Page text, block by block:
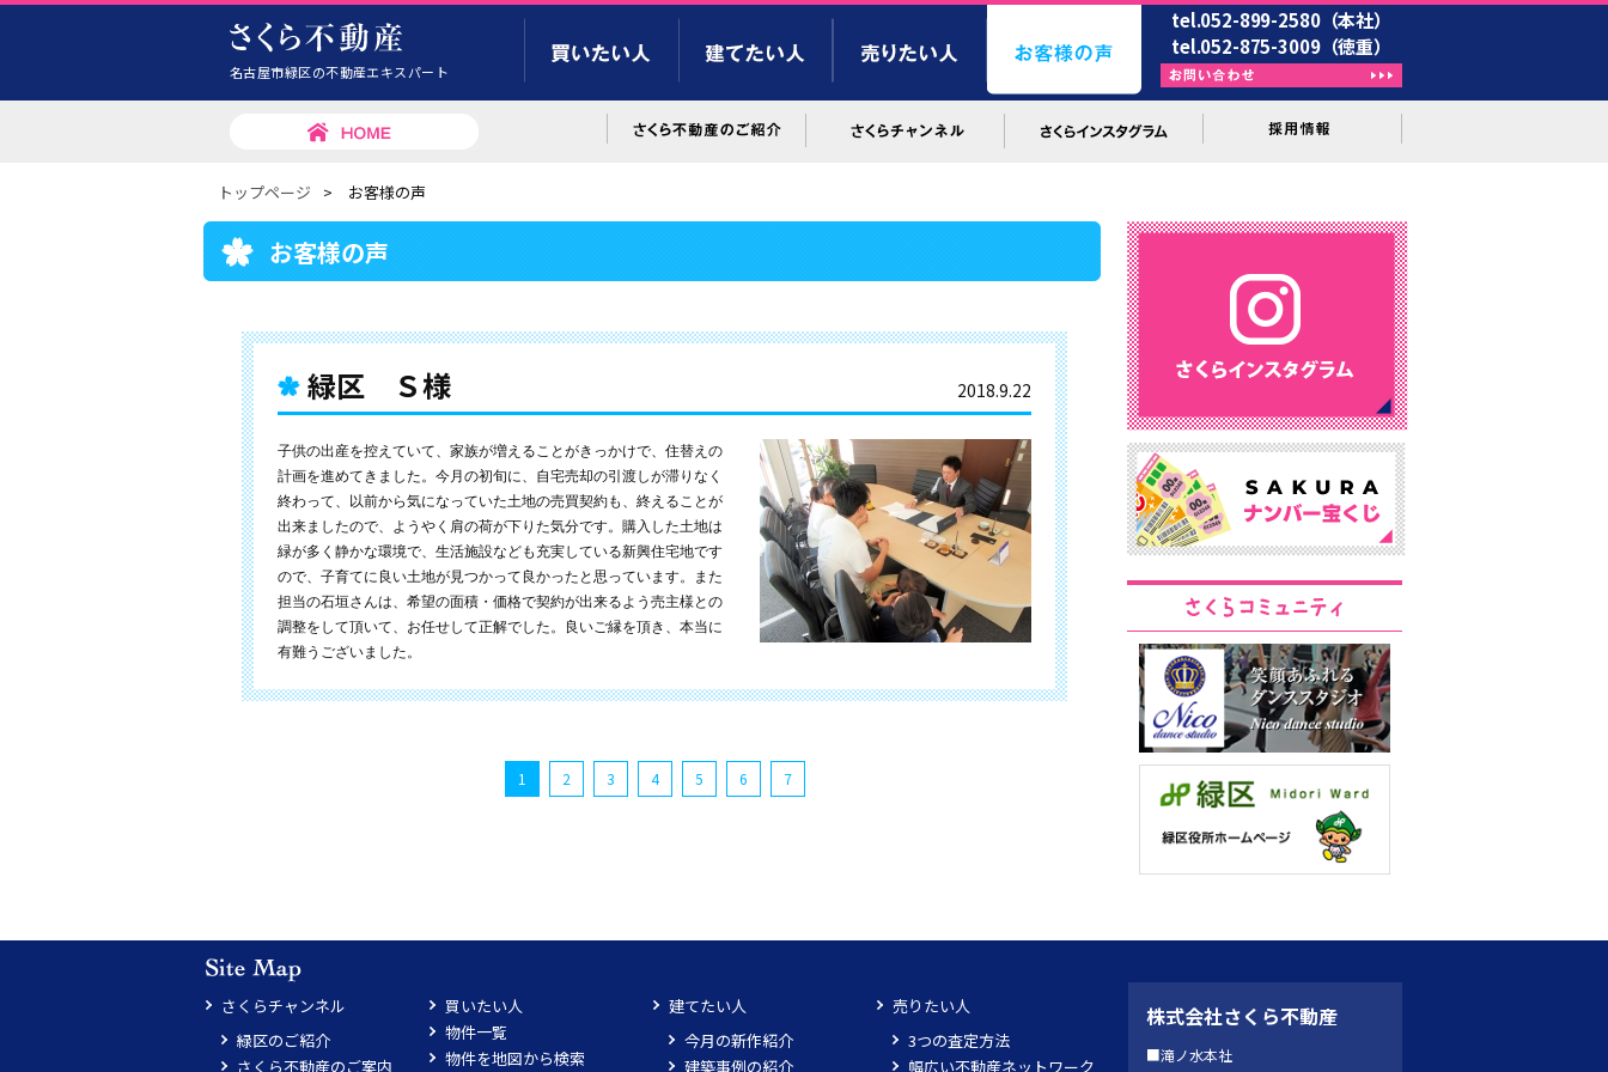
名古屋市緑区の不動産エキスパート
tel.052-899-2580（本社）
tel.052-875-3009（徳重）
トップページ > お客様の声
お客様の声
2018.9.22
緑区 Ｓ様
子供の出産を控えていて、家族が増えることがきっかけで、住替えの
計画を進めてきました。今月の初旬に、自宅売却の引渡しが滞りなく
終わって、以前から気になっていた土地の売買契約も、終えることが
出来ましたので、ようやく肩の荷が下りた気分です。購入した土地は
緑が多く静かな環境で、生活施設なども充実している新興住宅地です
ので、子育てに良い土地が見つかって良かったと思っています。また
担当の石垣さんは、希望の面積・価格で契約が出来るよう売主様との
調整をして頂いて、お任せして正解でした。良いご縁を頂き、本当に
有難うございました。
1 2 3 4 5 6 7
さくらチャンネル
緑区のご紹介
さくら不動産のご案内
買いたい人
物件一覧
物件を地図から検索
建てたい人
今月の新作紹介
建築事例の紹介
売りたい人
3つの査定方法
幅広い不動産ネットワーク
株式会社さくら不動産
■滝ノ水本社